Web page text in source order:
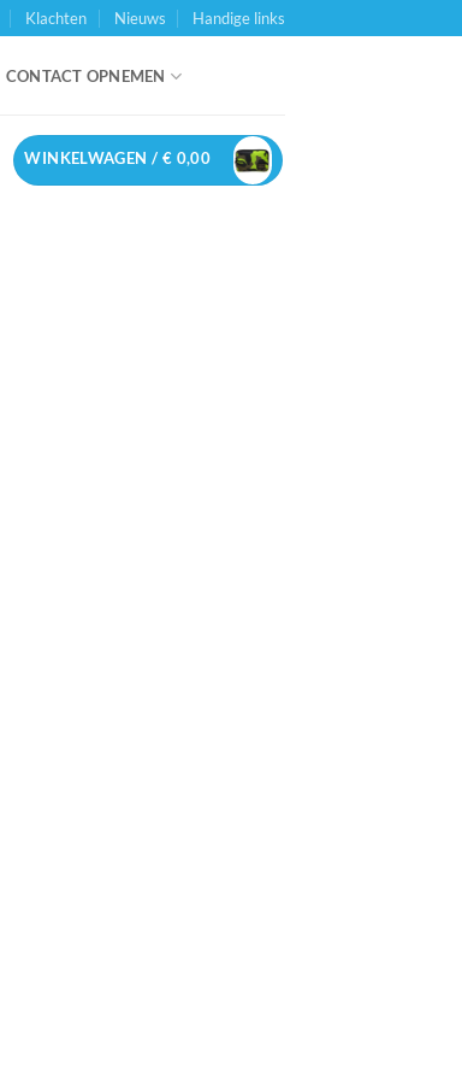
Klachten Nieuws Handige links
CONTACT OPNEMEN
WINKELWAGEN / € 0,00